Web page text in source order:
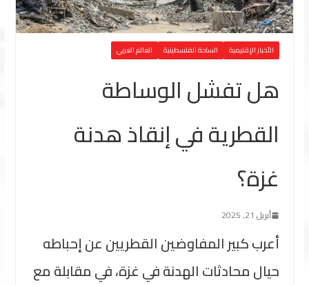
الأخبار الإقليمية الساحة الفلسطينية العالم العربي
هل تفشل الوساطة
القطرية في إنقاذ هدنة
غزة؟
أبريل 21, 2025
أعرب كبير المفاوضين القطريين عن إحباطه
حيال محادثات الهدنة في غزة، في مقابلة مع